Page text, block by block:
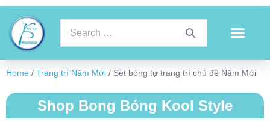
Home / Trang trí Năm Mới / Set bóng tự trang trí chủ đề Năm Mới
Shop Bong Bóng Kool Style